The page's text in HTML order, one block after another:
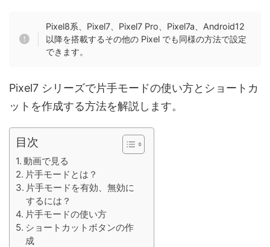
Pixel8系、Pixel7、Pixel7 Pro、Pixel7a、Android12
以降を搭載するその他の Pixel でも同様の方法で設定
できます。
Pixel7 シリーズで片手モードの使い方とショートカ
ットを作成する方法を解説します。
目次
動画で見る
片手モードとは？
片手モードを有効、無効に
するには？
片手モードの使い方
ショートカットボタンの作
成